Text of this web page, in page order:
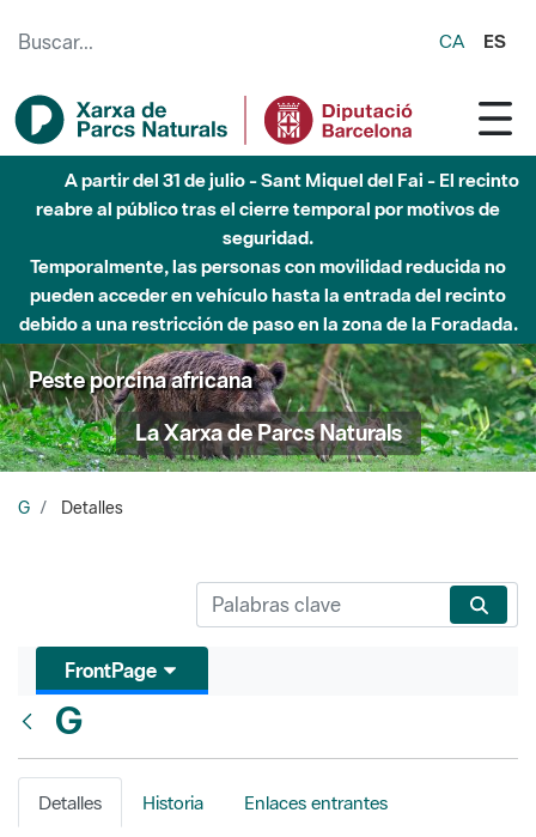
CA ES
A partir del 31 de julio - Sant Miquel del Fai - El recinto
reabre al público tras el cierre temporal por motivos de
seguridad.
Temporalmente, las personas con movilidad reducida no
pueden acceder en vehículo hasta la entrada del recinto
debido a una restricción de paso en la zona de la Foradada.
Peste porcina africana
La Xarxa de Parcs Naturals
G Detalles
FrontPage
G
Detalles Historia Enlaces entrantes